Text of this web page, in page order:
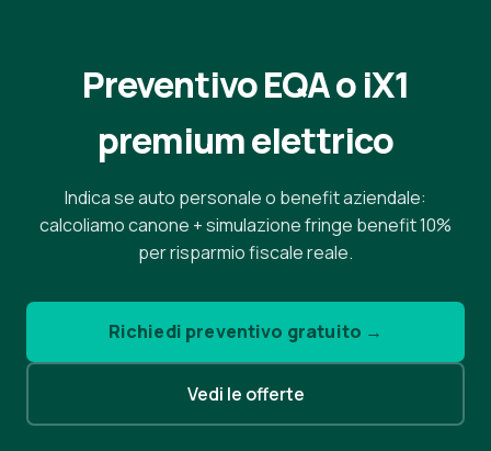
Preventivo EQA o iX1
premium elettrico
Indica se auto personale o benefit aziendale:
calcoliamo canone + simulazione fringe benefit 10%
per risparmio fiscale reale.
Richiedi preventivo gratuito →
Vedi le offerte